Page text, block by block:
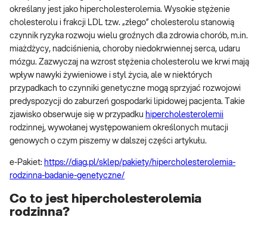
określany jest jako hipercholesterolemia. Wysokie stężenie
cholesterolu i frakcji LDL tzw. „złego” cholesterolu stanowią
czynnik ryzyka rozwoju wielu groźnych dla zdrowia chorób, m.in.
miażdżycy, nadciśnienia, choroby niedokrwiennej serca, udaru
mózgu. Zazwyczaj na wzrost stężenia cholesterolu we krwi mają
wpływ nawyki żywieniowe i styl życia, ale w niektórych
przypadkach to czynniki genetyczne mogą sprzyjać rozwojowi
predyspozycji do zaburzeń gospodarki lipidowej pacjenta. Takie
zjawisko obserwuje się w przypadku hipercholesterolemii
rodzinnej, wywołanej występowaniem określonych mutacji
genowych o czym piszemy w dalszej części artykułu.
e-Pakiet: https://diag.pl/sklep/pakiety/hipercholesterolemia-
rodzinna-badanie-genetyczne/
Co to jest hipercholesterolemia
rodzinna?